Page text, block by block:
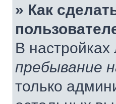
» Как
В
пребывание
только